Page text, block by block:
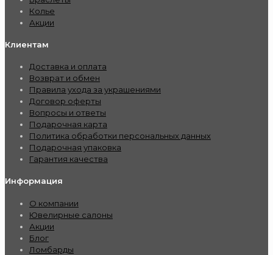
Колье
Акции
Клиентам
Доставка и оплата
Возврат и обмен
Правила ухода за украшениями
Договор оферты
Вопросы и ответы
Подарочная карта
Политика обработки персональных данных
Подарочная упаковка
Гарантия качества
Информация
О компании
Ювелирные салоны
Акции
Блог
Ломбарды